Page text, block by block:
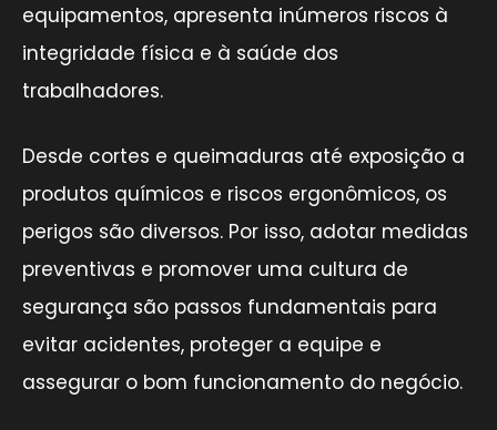
equipamentos, apresenta inúmeros riscos à
integridade física e à saúde dos
trabalhadores.
Desde cortes e queimaduras até exposição a
produtos químicos e riscos ergonômicos, os
perigos são diversos. Por isso, adotar medidas
preventivas e promover uma cultura de
segurança são passos fundamentais para
evitar acidentes, proteger a equipe e
assegurar o bom funcionamento do negócio.